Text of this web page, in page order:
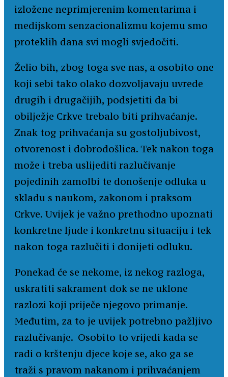
izložene neprimjerenim komentarima i
medijskom senzacionalizmu kojemu smo
proteklih dana svi mogli svjedočiti.
Želio bih, zbog toga sve nas, a osobito one
koji sebi tako olako dozvoljavaju uvrede
drugih i drugačijih, podsjetiti da bi
obilježje Crkve trebalo biti prihvaćanje.
Znak tog prihvaćanja su gostoljubivost,
otvorenost i dobrodošlica. Tek nakon toga
može i treba uslijediti razlučivanje
pojedinih zamolbi te donošenje odluka u
skladu s naukom, zakonom i praksom
Crkve. Uvijek je važno prethodno upoznati
konkretne ljude i konkretnu situaciju i tek
nakon toga razlučiti i donijeti odluku.
Ponekad će se nekome, iz nekog razloga,
uskratiti sakrament dok se ne uklone
razlozi koji priječe njegovo primanje.
Međutim, za to je uvijek potrebno pažljivo
razlučivanje. Osobito to vrijedi kada se
radi o krštenju djece koje se, ako ga se
traži s pravom nakanom i prihvaćanjem